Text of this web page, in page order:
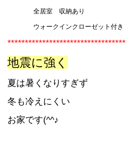
全居室 収納あり
ウォークインクローゼット付き
**********************************
地震に強く
夏は暑くなりすぎず
冬も冷えにくい
お家です(^^♪